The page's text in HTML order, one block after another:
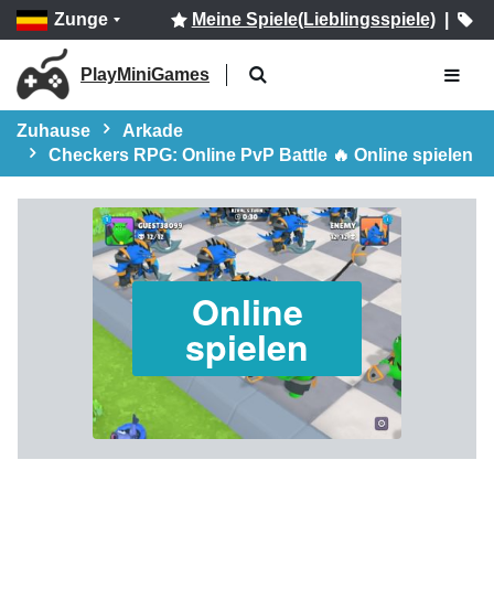
Zunge Meine Spiele(Lieblingsspiele)|
PlayMiniGames
Zuhause
Arkade
Checkers RPG: Online PvP Battle 🔥 Online spielen
Online
spielen